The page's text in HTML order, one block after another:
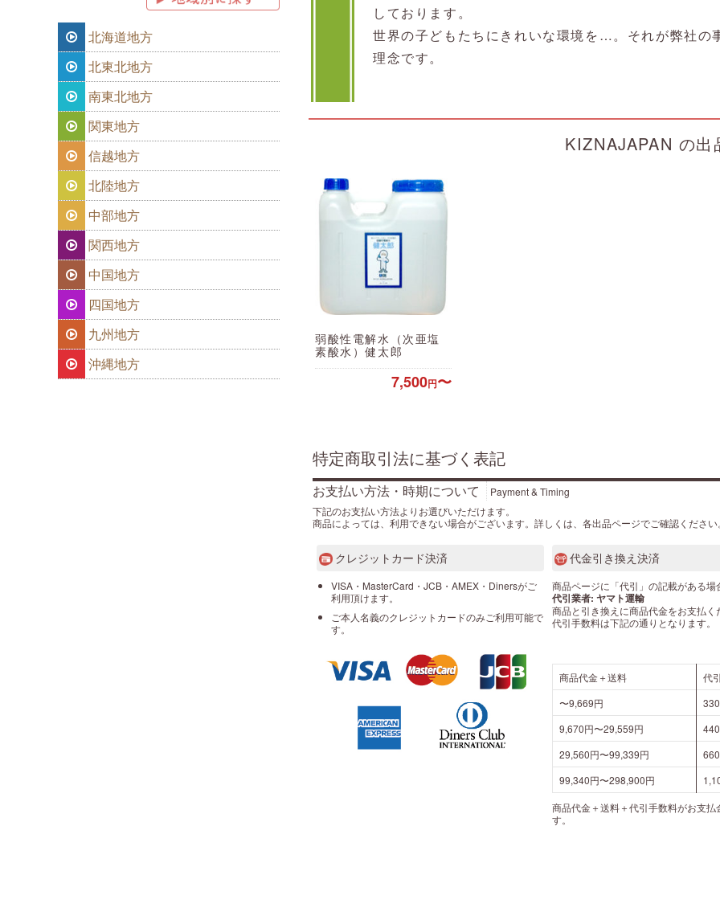
しております。
世界の子どもたちにきれいな環境を…。それが弊社の
理念です。
KIZNAJAPAN の出
弱酸性電解水（次亜塩
素酸水）健太郎
7,500円〜
特定商取引法に基づく表記
お支払い方法・時期について
Payment & Timing
下記のお支払い方法よりお選びいただけます。
商品によっては、利用できない場合がございます。詳しくは、各出品ページでご確認ください
クレジットカード決済
VISA・MasterCard・JCB・AMEX・Dinersがご
利用頂けます。
ご本人名義のクレジットカードのみご利用可能で
す。
代金引き換え決済
商品ページに「代引」の記載がある場
代引業者: ヤマト運輸
商品と引き換えに商品代金をお支払く
代引手数料は下記の通りとなります。
商品代金＋送料
代
〜9,669円
9,670円〜29,559円
29,560円〜99,339円
99,340円〜298,900円
商品代金＋送料＋代引手数料がお支払
す。
北海道地方
北東北地方
南東北地方
関東地方
信越地方
北陸地方
中部地方
関西地方
中国地方
四国地方
九州地方
沖縄地方